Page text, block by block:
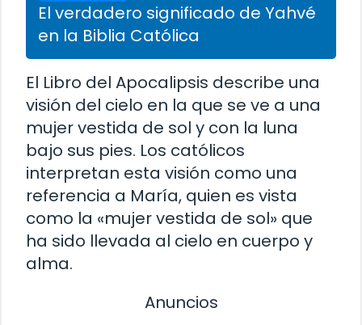
El verdadero significado de Yahvé
en la Biblia Católica
El Libro del Apocalipsis describe una
visión del cielo en la que se ve a una
mujer vestida de sol y con la luna
bajo sus pies. Los católicos
interpretan esta visión como una
referencia a María, quien es vista
como la «mujer vestida de sol» que
ha sido llevada al cielo en cuerpo y
alma.
Anuncios